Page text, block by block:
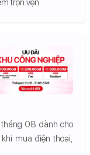
trọn vẹn.
08 dành cho
mua điện thoại,